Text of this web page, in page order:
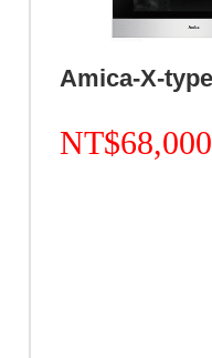
NT$68,000